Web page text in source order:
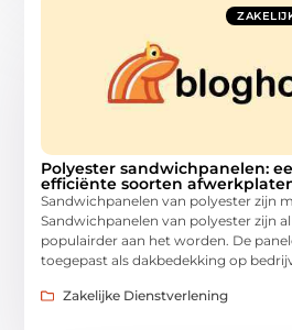
Polyester sandwichpanelen:
efficiënte soorten
Sandwichpanelen van polyester zijn
Sandwichpanelen van polyester zijn
populairder aan het worden. De
toegepast als dakbedekking op
Zakelijke Dienstverlening